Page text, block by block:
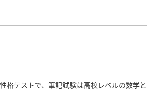
テストで、筆記試験は高校レベルの数学と